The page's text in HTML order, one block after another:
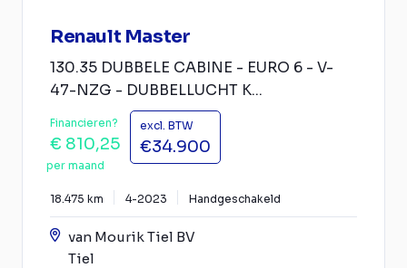
Renault Master
130.35 DUBBELE CABINE - EURO 6 - V-
47-NZG - DUBBELLUCHT K...
Financieren?
€ 810,25
per maand
excl. BTW
€34.900
18.475 km 4-2023 Handgeschakeld
van Mourik Tiel BV
Tiel